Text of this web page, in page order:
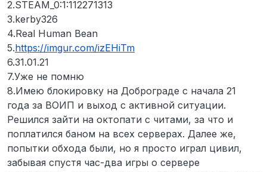
2.STEAM_0:1:112271313
3.kerby326
4.Real Human Bean
5.https://imgur.com/izEHiTm
6.31.01.21
7.Уже не помню
8.Имею блокировку на Доброграде с начала 21
года за ВОИП и выход с активной ситуации.
Решился зайти на октопати с читами, за что и
поплатился баном на всех серверах. Далее же,
попытки обхода были, но я просто играл цивил,
забывая спустя час-два игры о сервере